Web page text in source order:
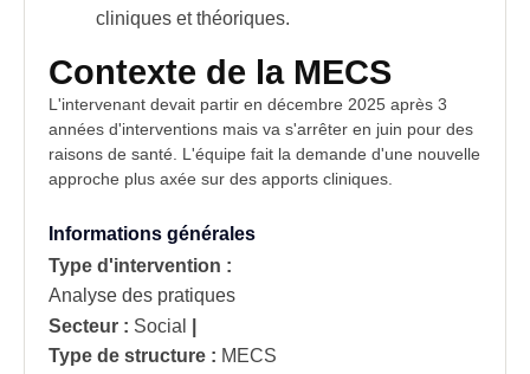
cliniques et théoriques.
Contexte de la MECS
L'intervenant devait partir en décembre 2025 après 3
années d'interventions mais va s'arrêter en juin pour des
raisons de santé. L'équipe fait la demande d'une nouvelle
approche plus axée sur des apports cliniques.
Informations générales
Type d'intervention :
Analyse des pratiques
Secteur : Social
Type de structure : MECS